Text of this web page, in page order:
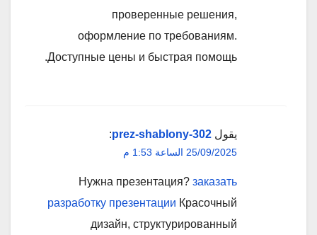
проверенные решения,
оформление по требованиям.
Доступные цены и быстрая помощь.
يقول prez-shablony-302
:
25/09/2025 الساعة 1:53 م
Нужна презентация? заказать
разработку презентации Красочный
дизайн, структурированный